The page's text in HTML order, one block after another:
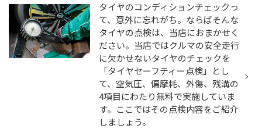
タイヤのコンディションチェックっ
て、意外に忘れがち。ならばそんな
タイヤの点検は、当店におまかせく
ださい。当店ではクルマの安全走行
に欠かせないタイヤのチェックを
「タイヤセーフティー点検」とし
て、空気圧、偏摩耗、外傷、残溝の
4項目にわたり無料で実施していま
す。ここではその点検内容をご紹介
しましょう。